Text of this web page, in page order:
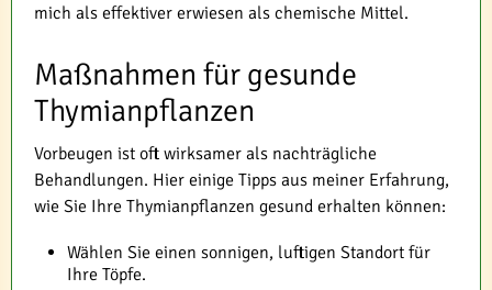
mich als effektiver erwiesen als chemische Mittel.
Maßnahmen für gesunde
Thymianpflanzen
Vorbeugen ist oft wirksamer als nachträgliche
Behandlungen. Hier einige Tipps aus meiner Erfahrung,
wie Sie Ihre Thymianpflanzen gesund erhalten können:
Wählen Sie einen sonnigen, luftigen Standort für
Ihre Töpfe.